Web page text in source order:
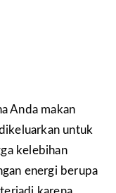
Anda makan
untuk
kelebihan
energi berupa